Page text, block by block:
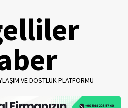
VE DOSTLUK PLATFORMU